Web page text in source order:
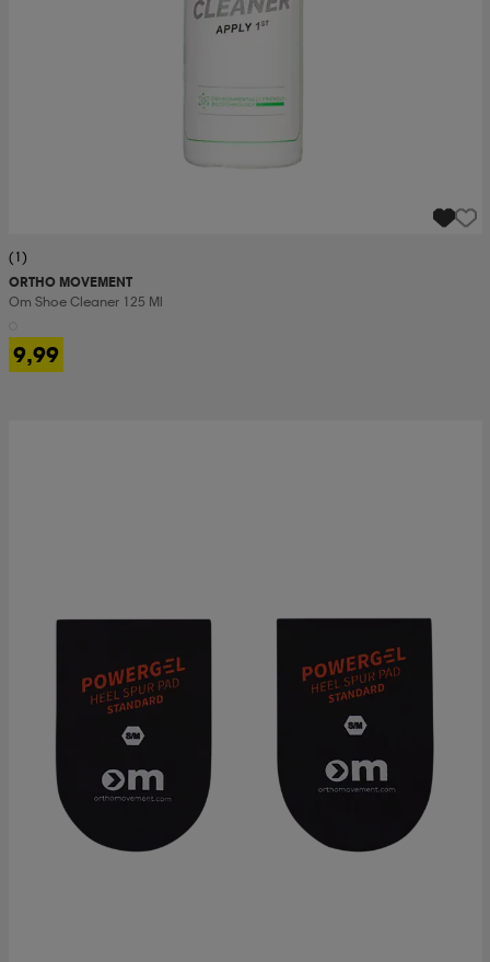
(1)
ORTHO MOVEMENT
Om Shoe Cleaner 125 Ml
9,99